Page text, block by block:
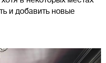
и добавить новые